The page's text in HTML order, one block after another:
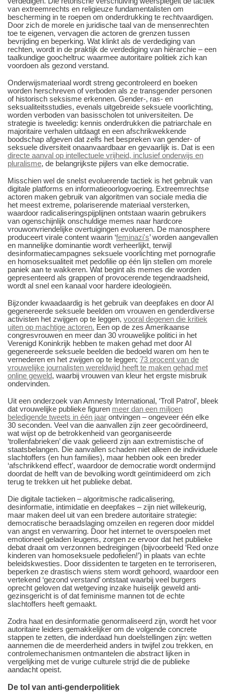
van extreemrechts en religieuze fundamentalisten om
bescherming in te roepen om onderdrukking te rechtvaardigen.
Door zich de morele en juridische taal van de mensenrechten
toe te eigenen, vervagen die actoren de grenzen tussen
bevrijding en beperking. Wat klinkt als de verdediging van
rechten, wordt in de praktijk de verdediging van hiërarchie – een
taalkundige goocheltruc waarmee autoritaire politiek zich kan
voordoen als gezond verstand.
Onderwijsmateriaal wordt streng gecontroleerd en boeken
worden herschreven of verboden als ze transgender personen
of historisch seksisme erkennen. Gender-, ras- en
seksualiteitsstudies, evenals uitgebreide seksuele voorlichting,
worden verboden van basisscholen tot universiteiten. De
strategie is tweeledig: kennis onderdrukken die patriarchale en
majoritaire verhalen uitdaagt en een afschrikwekkende
boodschap afgeven dat zelfs het bespreken van gender- of
seksuele diversiteit onaanvaardbaar en gevaarlijk is. Dat is een
directe aanval op intellectuele vrijheid, inclusief onderwijs en
pluralisme, de belangrijkste pijlers van elke democratie.
Misschien wel de snelst evoluerende tactiek is het gebruik van
digitale platforms en informatieoorlogvoering. Extreemrechtse
actoren maken gebruik van algoritmen van sociale media die
het meest extreme, polariserende materiaal versterken,
waardoor radicaliseringspijplijnen ontstaan waarin gebruikers
van ogenschijnlijk onschuldige memes naar hardcore
vrouwonvriendelijke overtuigingen evolueren. De manosphere
produceert virale content waarin ‘feminazi's’ worden aangevallen
en mannelijke dominantie wordt verheerlijkt, terwijl
desinformatiecampagnes seksuele voorlichting met pornografie
en homoseksualiteit met pedofilie op één lijn stellen om morele
paniek aan te wakkeren. Wat begint als memes die worden
gepresenteerd als grappen of provocerende tegendraadsheid,
wordt al snel een kanaal voor hardere ideologieën.
Bijzonder kwaadaardig is het gebruik van deepfakes en door AI
gegenereerde seksuele beelden om vrouwen en genderdiverse
activisten het zwijgen op te leggen, vooral degenen die kritiek
uiten op machtige actoren. Een op de zes Amerikaanse
congresvrouwen en meer dan 30 vrouwelijke politici in het
Verenigd Koninkrijk hebben te maken gehad met door AI
gegenereerde seksuele beelden die bedoeld waren om hen te
vernederen en het zwijgen op te leggen; 73 procent van de
vrouwelijke journalisten wereldwijd heeft te maken gehad met
online geweld, waarbij vrouwen van kleur het ergste misbruik
ondervinden.
Uit een onderzoek van Amnesty International, ‘Troll Patrol’, bleek
dat vrouwelijke publieke figuren meer dan een miljoen
beledigende tweets in één jaar ontvingen – ongeveer één elke
30 seconden. Veel van die aanvallen zijn zeer gecoördineerd,
wat wijst op de betrokkenheid van georganiseerde
‘trollenfabrieken’ die vaak gelieerd zijn aan extremistische of
staatsbelangen. Die aanvallen schaden niet alleen de individuele
slachtoffers (en hun families), maar hebben ook een breder
‘afschrikkend effect’, waardoor de democratie wordt ondermijnd
doordat de helft van de bevolking wordt geïntimideerd om zich
terug te trekken uit het publieke debat.
Die digitale tactieken – algoritmische radicalisering,
desinformatie, intimidatie en deepfakes – zijn niet willekeurig,
maar maken deel uit van een bredere autoritaire strategie:
democratische beraadslaging omzeilen en regeren door middel
van angst en verwarring. Door het internet te overspoelen met
emotioneel geladen leugens, zorgen ze ervoor dat het publieke
debat draait om verzonnen bedreigingen (bijvoorbeeld ‘Red onze
kinderen van homoseksuele pedofielen!’) in plaats van echte
beleidskwesties. Door dissidenten te targeten en te terroriseren,
beperken ze drastisch wiens stem wordt gehoord, waardoor een
vertekend ‘gezond verstand’ ontstaat waarbij veel burgers
oprecht geloven dat wetgeving inzake huiselijk geweld anti-
gezinsgericht is of dat feminisme mannen tot de echte
slachtoffers heeft gemaakt.
Zodra haat en desinformatie genormaliseerd zijn, wordt het voor
autoritaire leiders gemakkelijker om de volgende concrete
stappen te zetten, die inderdaad hun doelstellingen zijn: wetten
aannemen die de meerderheid anders in twijfel zou trekken, en
controlemechanismen ontmantelen die abstract lijken in
vergelijking met de vurige culturele strijd die de publieke
aandacht opeist.
De tol van anti-genderpolitiek